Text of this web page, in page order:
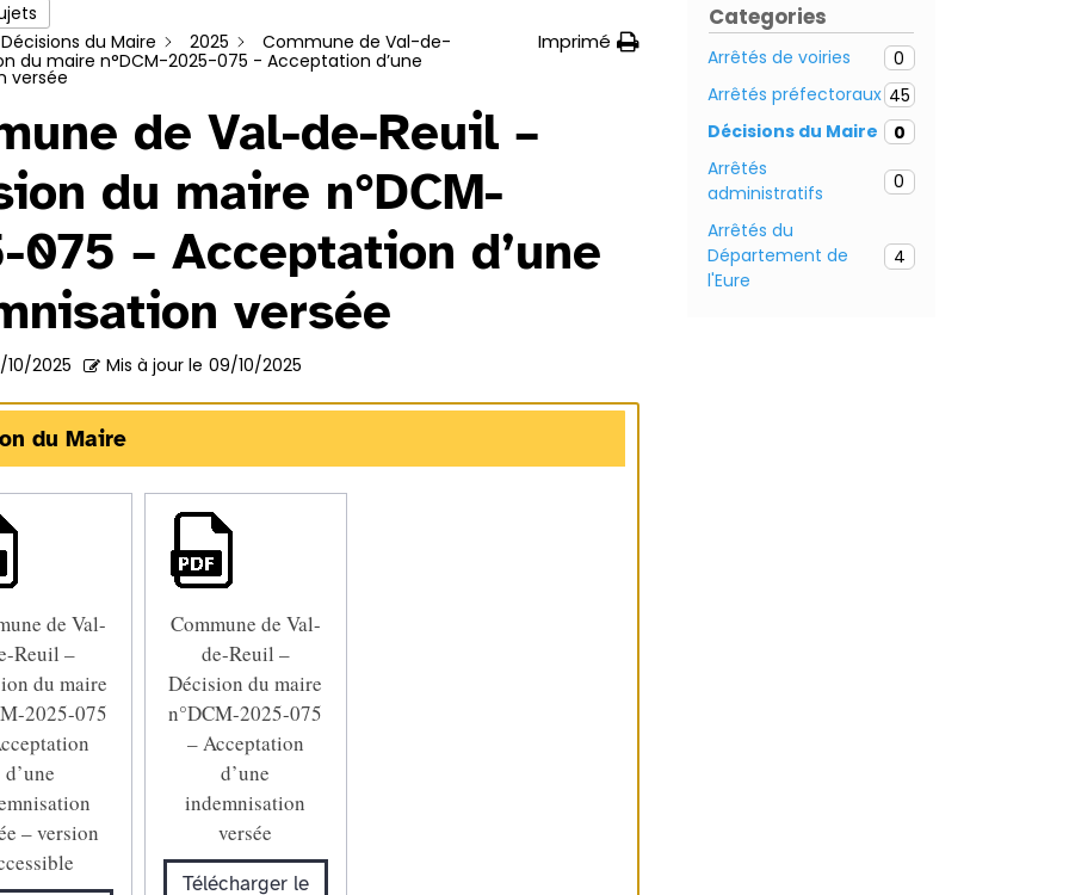
Décisions du Maire
2025
Commune de Val-de-
du maire n°DCM-2025-075 - Acceptation d’une
versée
Imprimé
de Val-de-Reuil –
du maire n°DCM-
075 – Acceptation d’une
versée
2025 Mis à jour le 09/10/2025
du Maire
de Val-
Reuil –
du maire
2025-075
d’une
– version
Commune de Val-
de-Reuil –
Décision du maire
n°DCM-2025-075
– Acceptation
d’une
indemnisation
versée
Télécharger le
Categories
Arrêtés de voiries
0
Arrêtés préfectoraux 45
Décisions du Maire
0
Arrêtés
administratifs
0
Arrêtés du
Département de
l'Eure
4